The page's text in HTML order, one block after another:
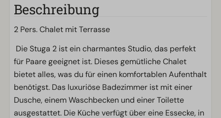
Beschreibung
2 Pers. Chalet mit Terrasse
Die Stuga 2 ist ein charmantes Studio, das perfekt
für Paare geeignet ist. Dieses gemütliche Chalet
bietet alles, was du für einen komfortablen Aufenthalt
benötigst. Das luxuriöse Badezimmer ist mit einer
Dusche, einem Waschbecken und einer Toilette
ausgestattet. Die Küche verfügt über eine Essecke, in